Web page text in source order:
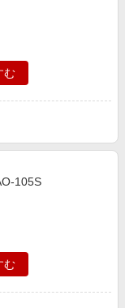
む
105S
む